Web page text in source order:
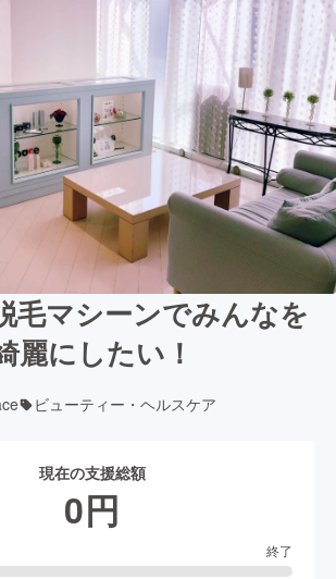
毛マシーンでみんなを
麗にしたい！
ビューティー・ヘルスケア
現在の支援総額
0円
終了